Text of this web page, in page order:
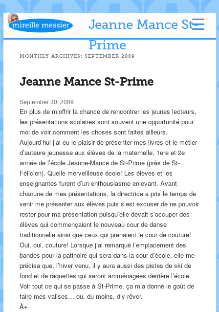
Jeanne Mance St-
Prime
MONTHLY ARCHIVES: SEPTEMBER 2009
Jeanne Mance St-Prime
September 30, 2009
En plus de m’offrir la chance de rencontrer les jeunes lecteurs,
les présentations scolaires sont souvent une opportunité pour
moi de voir comment les choses sont faites ailleurs.
Aujourd’hui j’ai eu le plaisir de présenter mes livres et le métier
d’auteure jeunesse aux élèves de la maternelle, 1ere et 2e
année de l’école Jeanne-Mance de St-Prime (près de St-
Félicien). Quelle merveilleuse école! Les élèves et les
enseignantes furent d’un enthousiasme enlevant. Avant
chacune de mes présentations, la directrice a pris le temps de
venir me présenter aux élèves puis s’est excuser de ne pouvoir
rester pour ma présentation puisqu’elle devait s’occuper des
élèves qui commençaient le nouveau cour de danse
traditionnelle ainsi que ceux qui prenaient le cour de couture!
Oui, oui, couture! Lorsque j’ai remarqué l’emplacement des
bandes pour la patinoire qui sera dans la cour d’école, elle me
précisa que, l’hiver venu, il y aura aussi des pistes de ski de
fond et de raquettes qui seront amménagées derrière l’école.
Voir tout ce qui se passe à St-Prime, ça m’a donné le goût de
faire mes valises… ou, du moins, d’y rêver.
À+